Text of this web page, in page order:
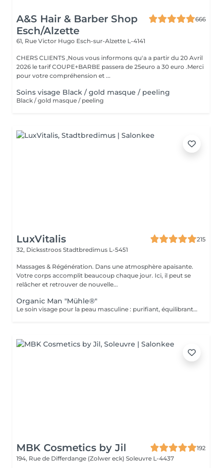
A&S Hair & Barber Shop
Esch/Alzette
666
61, Rue Victor Hugo Esch-sur-Alzette L-4141
CHERS CLIENTS ,Nous vous informons qu'a a partir du 20 Avril
2026 le tarif COUPE+BARBE passera de 25euro a 30 euro .Merci
pour votre compréhension et ...
Soins visage Black / gold masque / peeling
Black / gold masque / peeling
LuxVitalis
215
32, Dicksstroos Stadtbredimus L-5451
Massages & Régénération. Dans une atmosphère apaisante.
Votre corps accomplit beaucoup chaque jour. Ici, il peut se
relâcher et retrouver de nouvelle...
Organic Man "Mühle®"
Le soin visage pour la peau masculine : purifiant, équilibrant et apaisant. Idéal pour les imperfections ou les peaux stressées. Des arômes raffinés alliés au meilleur de la nature : dans sa gamme de cosmétiques naturels BIO, MÜHLE allie durabilité et luxe. Huile d'argan pure, beurre de karité nourrissant, aloe vera aux vertus réparatrices, calendula et camomille apaisants : chaque ingrédient est issu de l'agriculture biologique certifiée ou de la cueillette sauvage.
MBK Cosmetics by Jil
192
194, Rue de Differdange (Zolwer eck) Soleuvre L-4437